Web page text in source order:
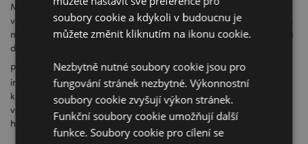
Máme více než 25 let zkušeností v jednání se zahraničními
výrobci a dovozem do Anglie a Evropy . Náš specializovaný tým
nákupců ví, co dělá. Bude vás vést celým procesem od začátku
do konce a budou vás o každém kroku informovat.
Poradí vám s balením, označením, certifikáty a dalšími
informacemi o bezpečnosti a použití, které se týkají produktů,
které si objednáte. Díky naší zavedené spolupráci můžeme
vyjednat skvělé konkurenceschopné velkoobchodní ceny za
hromadné objednávky.
soubory cookie a kdykoli v budoucnu je
můžete změnit kliknutím na ikonu cookie.
Nezbytně nutné soubory cookie jsou pro
fungování stránek nezbytné. Výkonnostní
soubory cookie zvyšují výkon stránek.
Funkční soubory cookie umožňují další
funkce. Soubory cookie pro cílení se